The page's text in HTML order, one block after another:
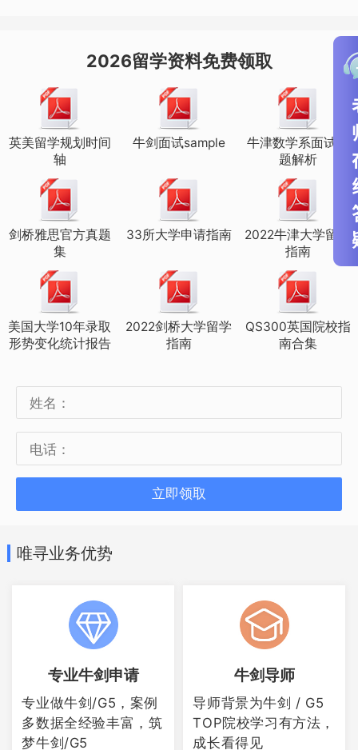
除了G5院校外，华威大学、南安普顿大
学、曼彻斯特大学、巴斯大学都对EPQ持
鼓励态度。值得一提的是，巴斯大学和曼
大都在官网明确表示：会对持有EPQ证书
的同学实行降分录取政策。
但也有院校明确表示不考虑EPQ，比如
KCL就在申请要求中明确表示：我们在评
估的任何阶段都不会考虑 EPQ，与上众多
院校形成鲜明的反差。所以目标KCL的同
2026留学资料免费领取
英美留学规划时间
轴
牛剑面试sample
牛津数学系面试真
题解析
剑桥雅思官方真题
集
33所大学申请指南
2022牛津大学留学
指南
美国大学10年录取
形势变化统计报告
2022剑桥大学留学
指南
QS300英国院校指
南合集
立即领取
唯寻业务优势
专业牛剑申请
专业做牛剑/G5，案例
多数据全经验丰富，筑
梦牛剑/G5
牛剑导师
导师背景为牛剑 / G5
TOP院校学习有方法，
成长看得见